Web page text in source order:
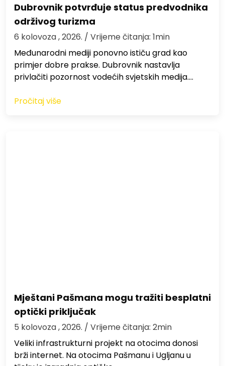
Dubrovnik potvrđuje status predvodnika
održivog turizma
6 kolovoza , 2026. / Vrijeme čitanja: 1min
Međunarodni mediji ponovno ističu grad kao
primjer dobre prakse. Dubrovnik nastavlja
privlačiti pozornost vodećih svjetskih medija.…
Pročitaj više
Mještani Pašmana mogu tražiti besplatni
optički priključak
5 kolovoza , 2026. / Vrijeme čitanja: 2min
Veliki infrastrukturni projekt na otocima donosi
brži internet. Na otocima Pašmanu i Ugljanu u